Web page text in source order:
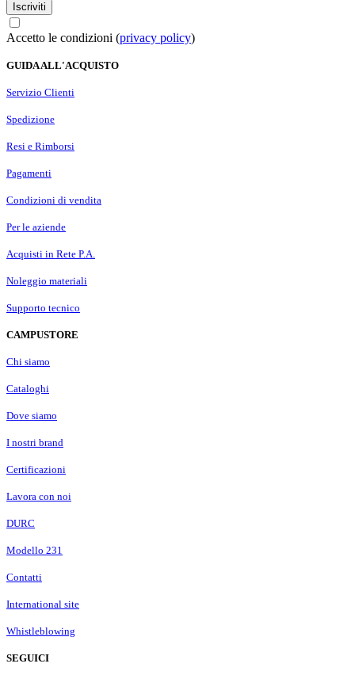
Iscriviti
Accetto le condizioni (privacy policy)
GUIDA ALL'ACQUISTO
Servizio Clienti
Spedizione
Resi e Rimborsi
Pagamenti
Condizioni di vendita
Per le aziende
Acquisti in Rete P.A.
Noleggio materiali
Supporto tecnico
CAMPUSTORE
Chi siamo
Cataloghi
Dove siamo
I nostri brand
Certificazioni
Lavora con noi
DURC
Modello 231
Contatti
International site
Whistleblowing
SEGUICI